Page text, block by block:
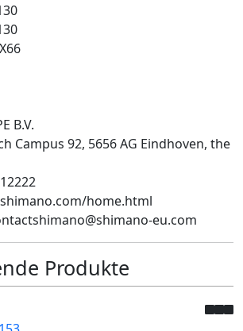
B.V.
Campus 92, 5656 AG Eindhoven, the
home.html
eu.com
Produkte